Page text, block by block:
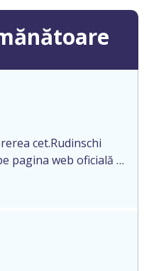
cet.Rudinschi
pagina web oficială a
notarial cu următorul
domiciliată în
originalului